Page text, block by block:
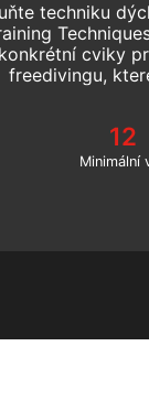
techniku
konkrétní cviky
freedivingu,
12
Minimální